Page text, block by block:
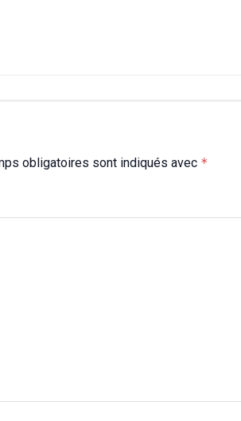
obligatoires sont indiqués avec *